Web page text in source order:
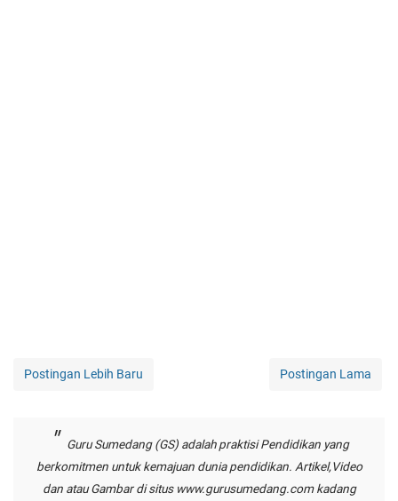
Postingan Lebih Baru Postingan Lama
Guru Sumedang (GS) adalah praktisi Pendidikan yang
berkomitmen untuk kemajuan dunia pendidikan. Artikel,Video
dan atau Gambar di situs www.gurusumedang.comkadang